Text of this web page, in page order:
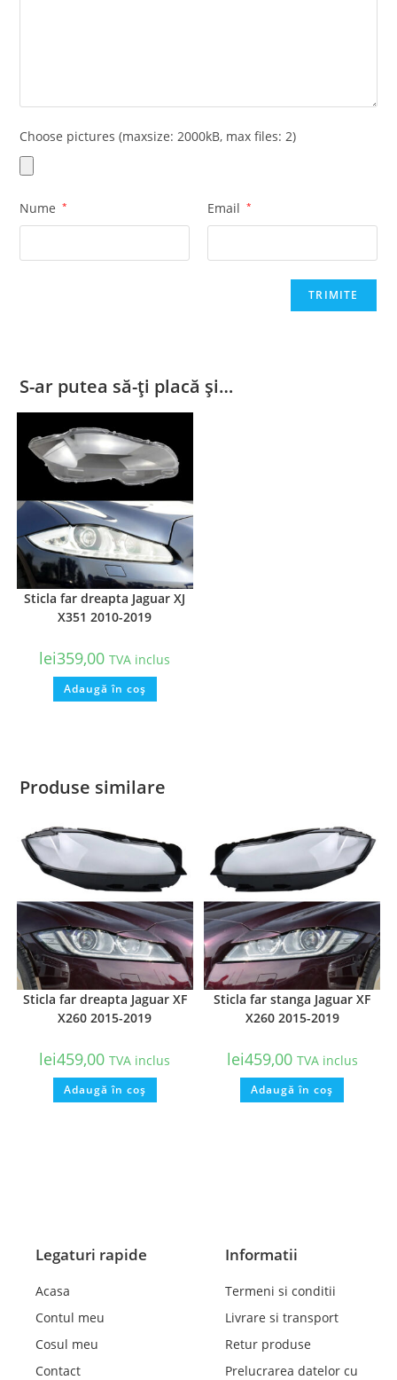
Choose pictures (maxsize: 2000kB, max files: 2)
Nume * Email *
S-ar putea să-ți placă și…
Sticla far dreapta Jaguar XJ
X351 2010-2019
lei359,00 TVA inclus
Adaugă în coș
Produse similare
Sticla far dreapta Jaguar XF
X260 2015-2019
lei459,00 TVA inclus
Adaugă în coș
Sticla far stanga Jaguar XF
X260 2015-2019
lei459,00 TVA inclus
Adaugă în coș
Legaturi rapide
Acasa
Contul meu
Cosul meu
Contact
Informatii
Termeni si conditii
Livrare si transport
Retur produse
Prelucrarea datelor cu